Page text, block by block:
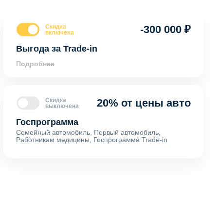
Скидка
включена
-300 000 ₽
Выгода за Trade-in
Подробнее
Скидка
выключена
20% от цены авто
Госпрограмма
Семейный автомобиль, Первый автомобиль,
Работникам медицины, Госпрограмма Trade-in